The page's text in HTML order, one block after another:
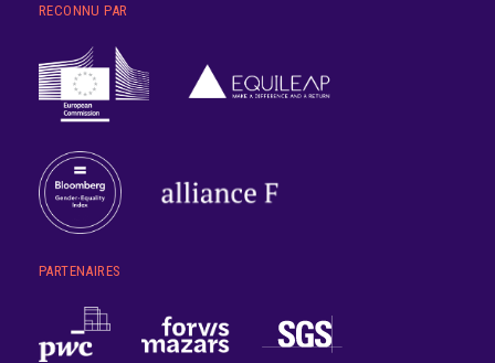
RECONNU PAR
PARTENAIRES